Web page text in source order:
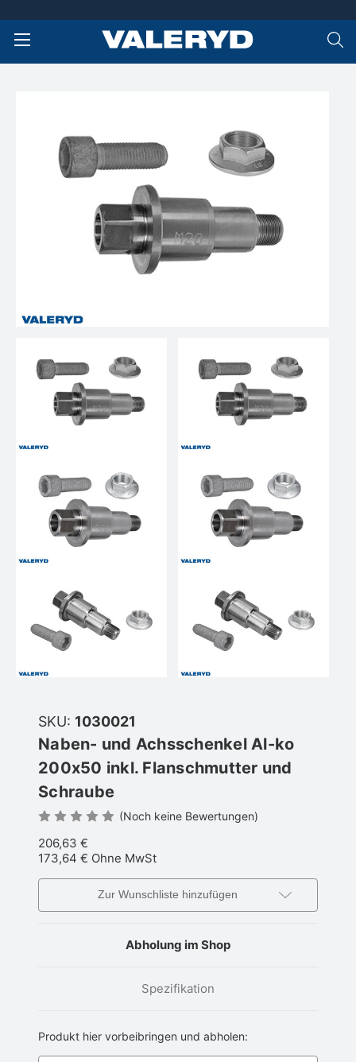
SKU: 1030021
Naben- und Achsschenkel Al-ko
200x50 inkl. Flanschmutter und
Schraube
(Noch keine Bewertungen)
206,63 €
173,64 € Ohne MwSt
Zur Wunschliste hinzufügen
Abholung im Shop
Spezifikation
Produkt hier vorbeibringen und abholen: